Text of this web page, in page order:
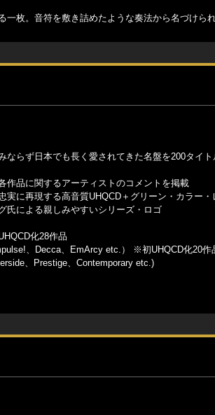
枚。音符を敷き詰めたような奏法から名づけら
らず日本でも長く愛されてきた名盤を200タイト
品に関するアーティストのコメントを掲載
に再現する高音質UHQCD＋グリーン・カラー・
氏による親しみやすいシリーズ・ロゴ
化28作品
、Decca、EmArcy etc.） ※初UHQCD化20作
、Prestige、Contemporary etc.)